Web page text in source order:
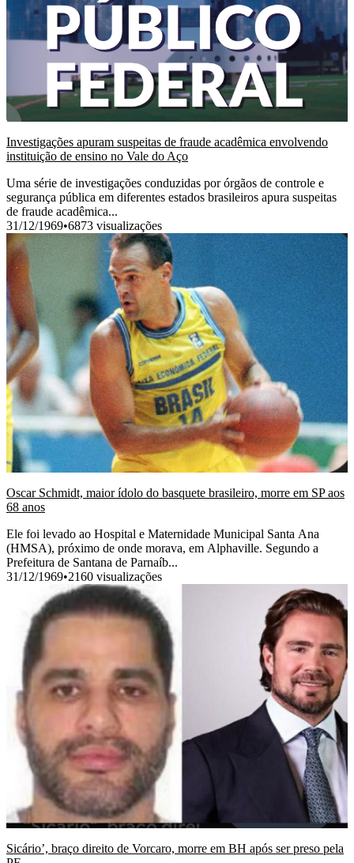
Investigações apuram suspeitas de fraude acadêmica envolvendo
instituição de ensino no Vale do Aço
Uma série de investigações conduzidas por órgãos de controle e
segurança pública em diferentes estados brasileiros apura suspeitas
de fraude acadêmica...
31/12/1969•6873 visualizações
Oscar Schmidt, maior ídolo do basquete brasileiro, morre em SP aos
68 anos
Ele foi levado ao Hospital e Maternidade Municipal Santa Ana
(HMSA), próximo de onde morava, em Alphaville. Segundo a
Prefeitura de Santana de Parnaíb...
31/12/1969•2160 visualizações
Sicário’, braço direito de Vorcaro, morre em BH após ser preso pela